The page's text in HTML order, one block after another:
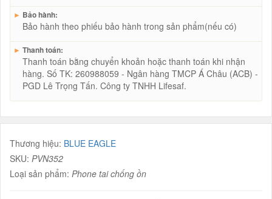
► Bảo hành:
Bảo hành theo phiếu bảo hành trong sản phẩm(nếu có)
► Thanh toán:
Thanh toán bằng chuyển khoản hoặc thanh toán khi nhận
hàng. Số TK: 260988059 - Ngân hàng TMCP Á Châu (ACB) -
PGD Lê Trọng Tấn. Công ty TNHH Lifesaf.
Thương hiệu: BLUE EAGLE
SKU: PVN352
Loại sản phẩm: Phone tai chống ồn